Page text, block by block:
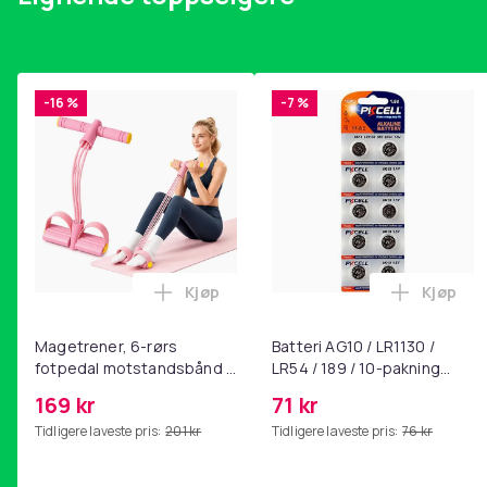
-16 %
Magetrener, 6-rørs
fotpedal motstandsbånd -
yoga og
hjemmegymnastikk Pink
169 kr
Tidligere laveste pris: 201 kr
Legg Magetrener, 6-rørs fotpedal
Kjøp
-7 %
Batteri AG10 / LR1130 /
LR54 / 189 / 10-pakning
71 kr
Tidligere laveste pris: 76 kr
Legg
Kjøp